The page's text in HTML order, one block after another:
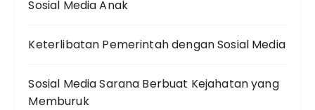
Sosial Media Anak
Keterlibatan Pemerintah dengan Sosial Media
Sosial Media Sarana Berbuat Kejahatan yang
Memburuk